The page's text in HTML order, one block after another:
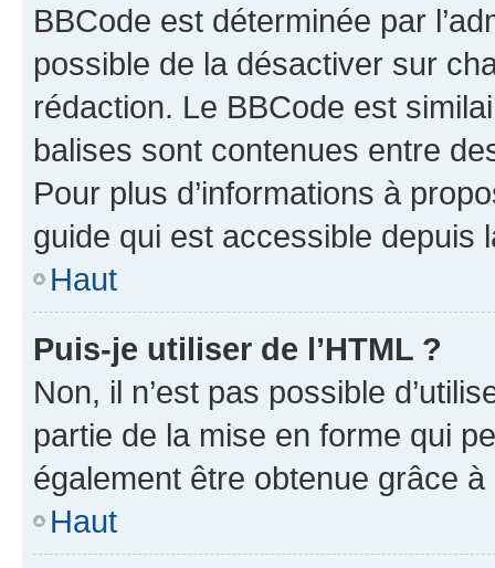
BBCode est déterminée par
possible de la désactiver sur
rédaction. Le BBCode est
balises sont contenues entre
Pour plus d’informations à
guide qui est accessible depuis
Haut
Puis-je utiliser de l’HTML ?
Non, il n’est pas possible
partie de la mise en forme qui
également être obtenue grâce à
Haut